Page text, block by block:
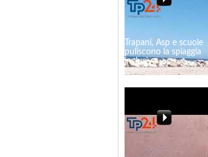
Trapani, Asp e scuole
puliscono la spiaggia
inclusiva